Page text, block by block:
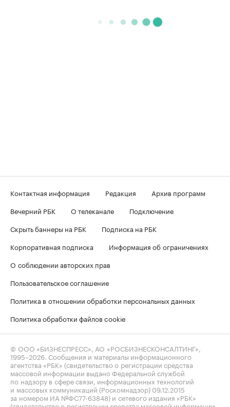
Контактная информация Редакция
Архив программ
Вечерний РБК
О телеканале
Подключение
Скрыть баннеры на РБК
Подписка на РБК
Корпоративная подписка
Информация об ограничениях
О соблюдении авторских прав
Пользовательское соглашение
Политика в отношении обработки персональных данных
Политика обработки файлов cookie
© ООО «БИЗНЕСПРЕСС», АО «РОСБИЗНЕСКОНСАЛТИНГ»,
1995–2026 . Сообщения и материалы информационного
агентства «РБК» (свидетельство о регистрации средства
массовой информации выдано Федеральной службой
по надзору в сфере связи, информационных технологий
и массовых коммуникаций (Роскомнадзор) 09.12.2015
за номером ИА №ФС77-63848) и сетевого издания «РБК»